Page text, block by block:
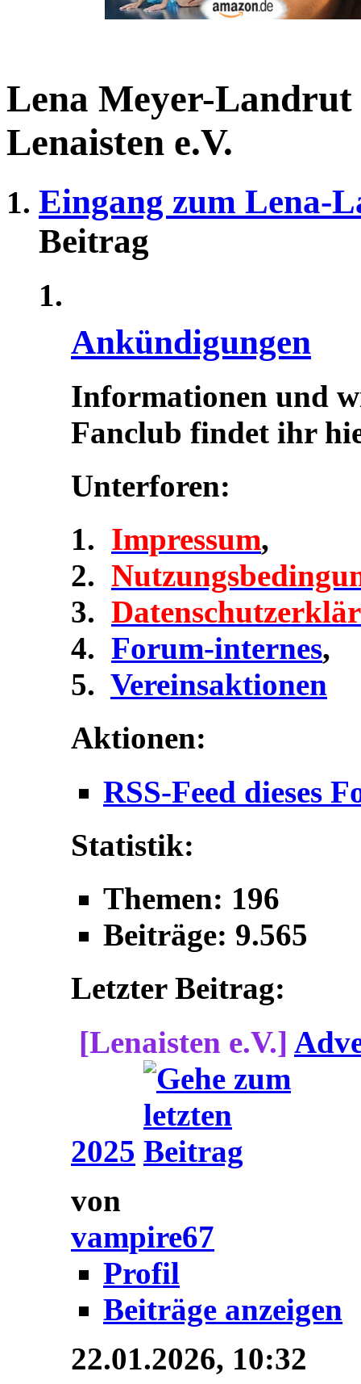
Lena Meyer-
Lenaisten e.V.
Eingang zum Lena-
Beitrag
Ankündigungen
Informationen und
Fanclub findet ihr
Unterforen:
Impressum,
Forum-internes,
Vereinsaktionen
Aktionen:
RSS-Feed dieses
Statistik:
Themen: 196
Beiträge: 9.565
Letzter Beitrag:
[Lenaisten e.V.]
2025
von
vampire67
Profil
Beiträge anzeigen
22.01.2026, 10:32